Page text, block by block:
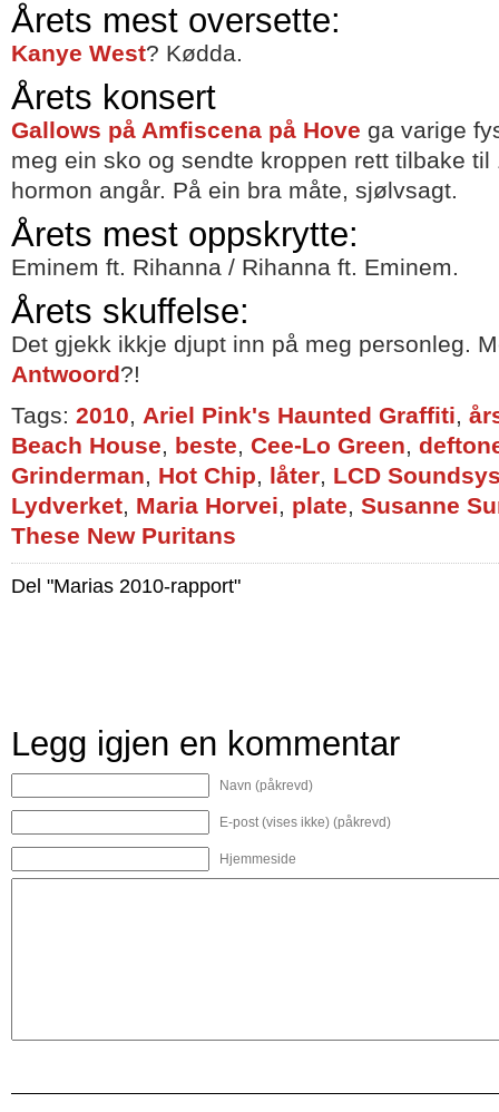
Årets mest oversette:
Kanye West? Kødda.
Årets konsert
Gallows på Amfiscena på Hove ga varige
meg ein sko og sendte kroppen rett tilbake
hormon angår. På ein bra måte, sjølvsagt.
Årets mest oppskrytte:
Eminem ft. Rihanna / Rihanna ft. Eminem.
Årets skuffelse:
Det gjekk ikkje djupt inn på meg personleg.
Antwoord?!
Tags: 2010, Ariel Pink's Haunted Graffiti,
Beach House, beste, Cee-Lo Green,
Grinderman, Hot Chip, låter, LCD
Lydverket, Maria Horvei, plate, Susanne
These New Puritans
Del "Marias 2010-rapport"
Legg igjen en kommentar
Navn (påkrevd)
E-post (vises ikke) (påkrevd)
Hjemmeside